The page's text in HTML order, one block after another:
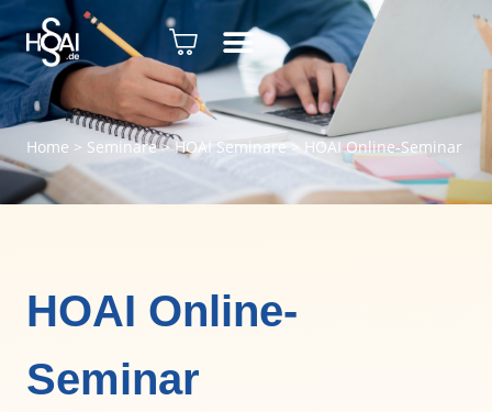
Home > Seminare>HOAI Seminare> HOAI Online-Seminar
HOAI Online-
Seminar